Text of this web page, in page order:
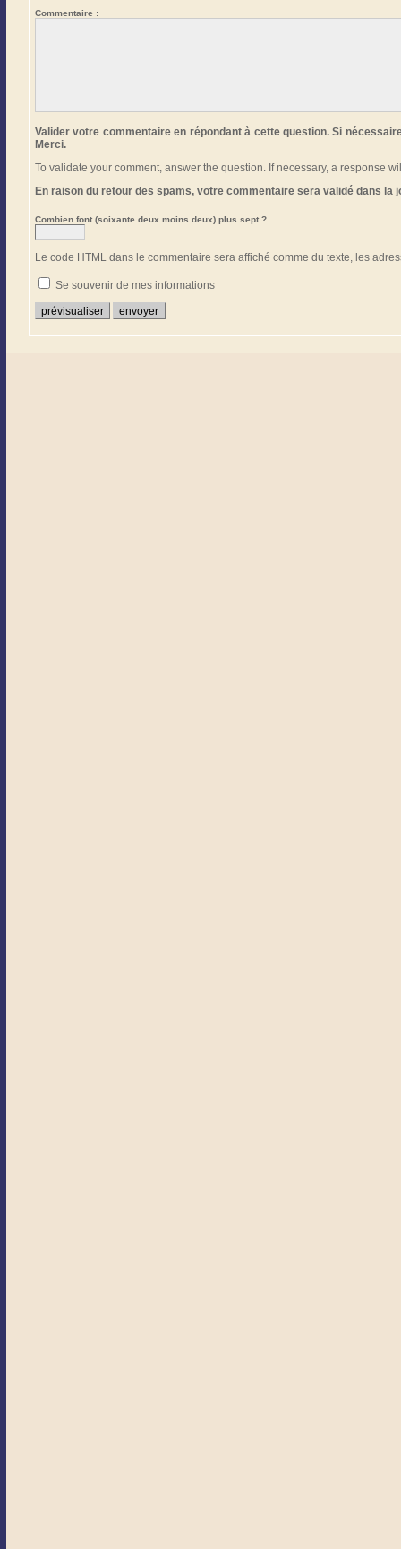
Commentaire :
Valider votre commentaire en répondant à cette question. Si
Merci.
To validate your comment, answer the question. If necessary, a response
En raison du retour des spams, votre commentaire sera validé dans la
Combien font (soixante deux moins deux) plus sept ?
Le code HTML dans le commentaire sera affiché comme du texte, les
Se souvenir de mes informations